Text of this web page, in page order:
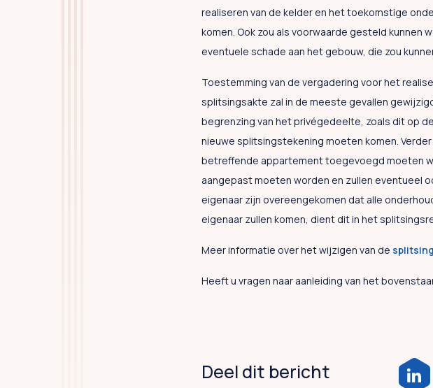
realiseren van de kelder en het toekomstige
komen. Ook zou als voorwaarde gesteld kunnen
eventuele schade aan het gebouw, die zou
Toestemming van de vergadering voor het
splitsingsakte zal in de meeste gevallen
begrenzing van het privégedeelte, zoals dit op
nieuwe splitsingstekening moeten komen.
betreffende appartement toegevoegd moeten
aangepast moeten worden en zullen eventueel
eigenaar zijn overeengekomen dat alle
eigenaar zullen komen, dient dit in het
Meer informatie over het wijzigen van de
Heeft u vragen naar aanleiding van het
Deel dit bericht